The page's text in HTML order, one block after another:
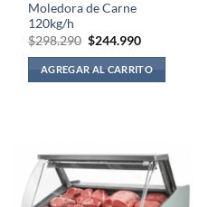
Moledora de Carne
120kg/h
$298.290 El
original
era:
$298.290.
$244.990El
actual
es:
$244.990.
AGREGAR AL CARRITO